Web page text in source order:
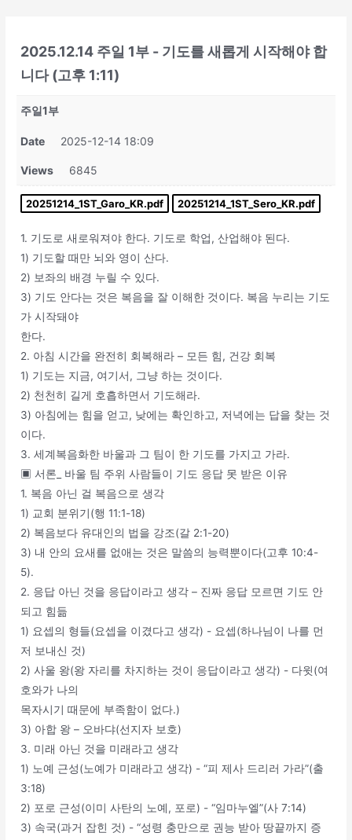
2025.12.14 주일 1부 - 기도를 새롭게 시작해야 합
니다 (고후 1:11)
주일1부
Date 2025-12-14 18:09
Views 6845
20251214_1ST_Garo_KR.pdf 20251214_1ST_Sero_KR.pdf
1. 기도로 새로워져야 한다. 기도로 학업, 산업해야 된다.
1) 기도할 때만 뇌와 영이 산다.
2) 보좌의 배경 누릴 수 있다.
3) 기도 안다는 것은 복음을 잘 이해한 것이다. 복음 누리는 기도
가 시작돼야
한다.
2. 아침 시간을 완전히 회복해라 – 모든 힘, 건강 회복
1) 기도는 지금, 여기서, 그냥 하는 것이다.
2) 천천히 길게 호흡하면서 기도해라.
3) 아침에는 힘을 얻고, 낮에는 확인하고, 저녁에는 답을 찾는 것
이다.
3. 세계복음화한 바울과 그 팀이 한 기도를 가지고 가라.
▣ 서론_ 바울 팀 주위 사람들이 기도 응답 못 받은 이유
1. 복음 아닌 걸 복음으로 생각
1) 교회 분위기(행 11:1-18)
2) 복음보다 유대인의 법을 강조(갈 2:1-20)
3) 내 안의 요새를 없애는 것은 말씀의 능력뿐이다(고후 10:4-
5).
2. 응답 아닌 것을 응답이라고 생각 – 진짜 응답 모르면 기도 안
되고 힘듦
1) 요셉의 형들(요셉을 이겼다고 생각) - 요셉(하나님이 나를 먼
저 보내신 것)
2) 사울 왕(왕 자리를 차지하는 것이 응답이라고 생각) - 다윗(여
호와가 나의
목자시기 때문에 부족함이 없다.)
3) 아합 왕 – 오바댜(선지자 보호)
3. 미래 아닌 것을 미래라고 생각
1) 노예 근성(노예가 미래라고 생각) - “피 제사 드리러 가라”(출
3:18)
2) 포로 근성(이미 사탄의 노예, 포로) - “임마누엘”(사 7:14)
3) 속국(과거 잡힌 것) - “성령 충만으로 권능 받아 땅끝까지 증